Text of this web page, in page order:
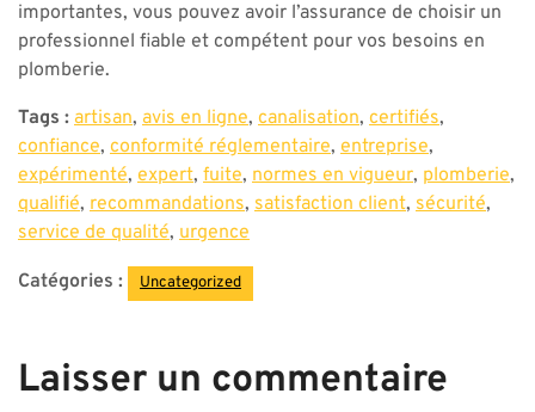
importantes, vous pouvez avoir l’assurance de choisir un
professionnel fiable et compétent pour vos besoins en
plomberie.
Tags : artisan, avis en ligne, canalisation, certifiés,
confiance, conformité réglementaire, entreprise,
expérimenté, expert, fuite, normes en vigueur, plomberie,
qualifié, recommandations, satisfaction client, sécurité,
service de qualité, urgence
Catégories : Uncategorized
Laisser un commentaire